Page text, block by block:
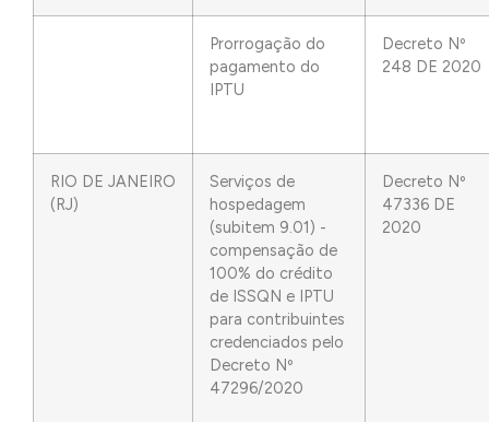
Prorrogação do
pagamento do
IPTU
Decreto Nº
248 DE 2020
RIO DE JANEIRO
(RJ)
Serviços de
hospedagem
(subitem 9.01) -
compensação de
100% do crédito
de ISSQN e IPTU
para contribuintes
credenciados pelo
Decreto Nº
47296/2020
Decreto Nº
47336 DE
2020